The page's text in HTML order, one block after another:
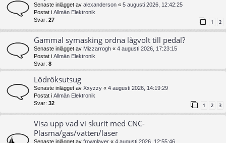
Senaste inlägget av alexanderson « 5 augusti 2026, 12:42:25
Postat i Allmän Elektronik
Svar: 27 1 2
Gammal symasking ordna lågvolt till pedal?
Senaste inlägget av Mizzarrogh « 4 augusti 2026, 17:23:15
Postat i Allmän Elektronik
Svar: 8
Lödröksutsug
Senaste inlägget av Xxyzzy « 4 augusti 2026, 14:19:29
Postat i Allmän Elektronik
Svar: 32 1 2 3
Visa upp vad vi skurit med CNC-
Plasma/gas/vatten/laser
Senaste inlägget av frownlayer « 4 augusti 2026, 12:55:46